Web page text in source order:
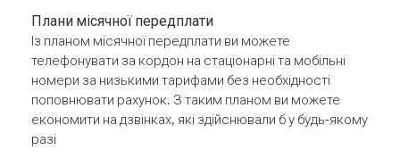
Плани місячної передплати
Із планом місячної передплати ви можете
телефонувати за кордон на стаціонарні та мобільні
номери за низькими тарифами без необхідності
поповнювати рахунок. З таким планом ви можете
економити на дзвінках, які здійснювали б у будь-якому
разі